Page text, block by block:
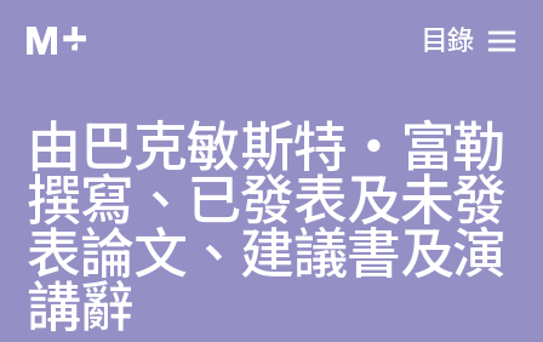
目​錄
由巴克敏斯特‧富勒
撰寫、已發表及未發
表論文、建議書及演
講辭